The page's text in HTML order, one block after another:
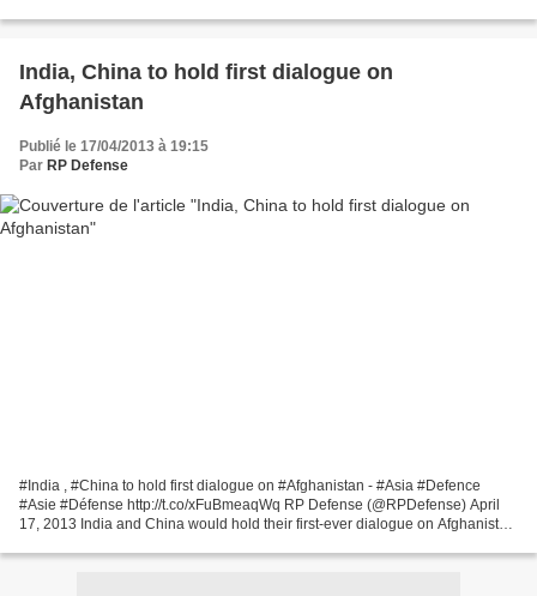
India, China to hold first dialogue on
Afghanistan
Publié le 17/04/2013 à 19:15
Par RP Defense
#India , #China to hold first dialogue on #Afghanistan - #Asia #Defence
#Asie #Défense http://t.co/xFuBmeaqWq RP Defense (@RPDefense) April
17, 2013 India and China would hold their first-ever dialogue on Afghanistan